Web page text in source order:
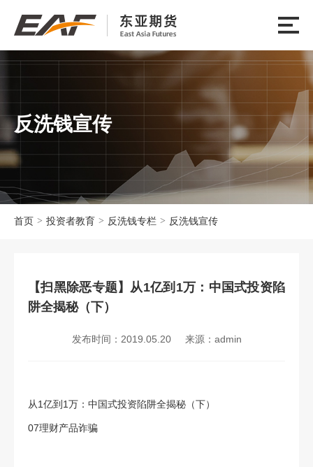
反洗钱宣传
首页 > 投资者教育 > 反洗钱专栏 > 反洗钱宣传
【扫黑除恶专题】从1亿到1万：中国式投资陷
阱全揭秘（下）
发布时间：2019.05.20 来源：admin
从1亿到 1万：中国式投资陷阱全揭秘（下）
07理财产品诈骗